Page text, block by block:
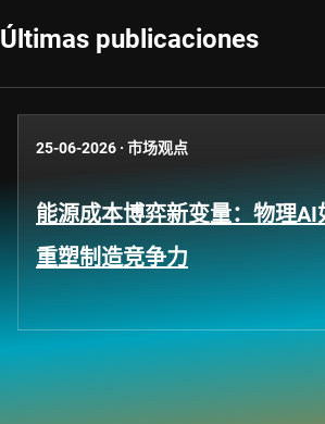
Últimas publicaciones
25-06-2026 · 市场观点
能源成本博弈新变量：物理AI
重塑制造竞争力